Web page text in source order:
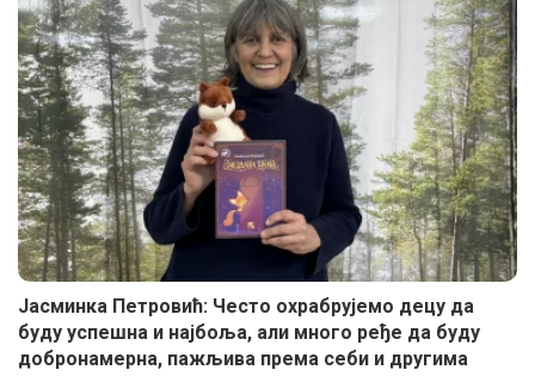
Јасминка Петровић: Често охрабрујемо децу да
буду успешна и најбоља, али много ређе да буду
добронамерна, пажљива према себи и другима